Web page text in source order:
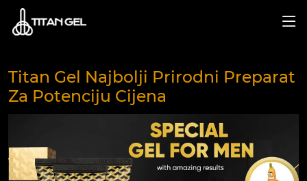
Titan Gel Najbolji Prirodni Preparat
Za Potenciju Cijena